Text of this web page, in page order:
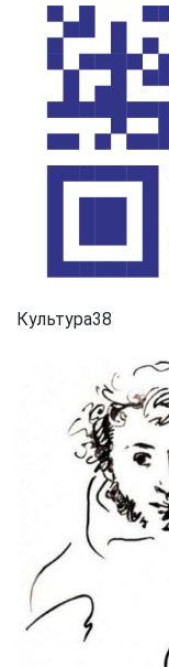
Культура38